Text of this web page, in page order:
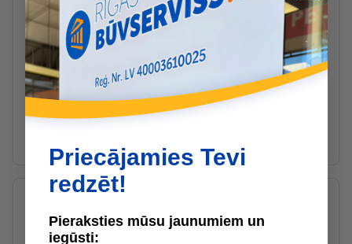
12 15 18
22
35 42 108
12x10
18x12
22x18
28x15
28x22
35x28
42x22
42x28
Priecājamies Tevi
redzēt!
Pieraksties mūsu jaunumiem un
iegūsti: